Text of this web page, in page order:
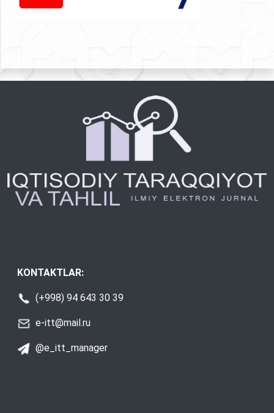
KONTAKTLAR:
(+998) 94 643 30 39
e-itt@mail.ru
@e_itt_manager